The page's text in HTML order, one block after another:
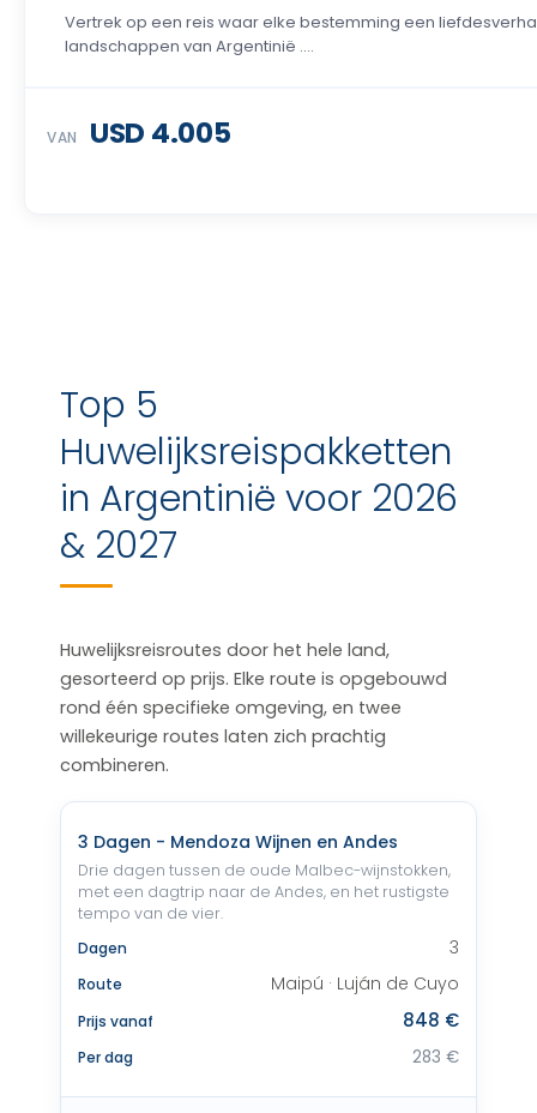
Vertrek op een reis waar elke bestemming een
landschappen van Argentinië ....
VAN USD 4.005
Top 5
Huwelijksreispakketten
in Argentinië voor 2026
& 2027
Huwelijksreisroutes door het hele land,
gesorteerd op prijs. Elke route is opgebouwd
rond één specifieke omgeving, en twee
willekeurige routes laten zich prachtig
combineren.
3 Dagen - Mendoza Wijnen en Andes
Drie dagen tussen de oude Malbec-wijnstokken,
met een dagtrip naar de Andes, en het rustigste
tempo van de vier.
Dagen
3
Route Maipú · Luján de Cuyo
Prijs vanaf 848 €
Per dag 283 €